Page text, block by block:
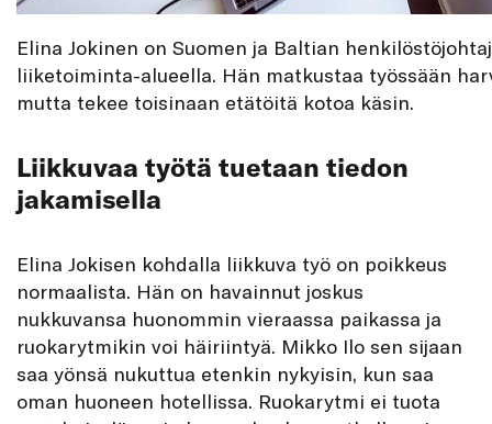
Elina Jokinen on Suomen ja Baltian
liiketoiminta-alueella. Hän matkustaa työssään
mutta tekee toisinaan etätöitä kotoa käsin.
Liikkuvaa työtä tuetaan tiedon
jakamisella
Elina Jokisen kohdalla liikkuva työ on poikkeus
normaalista. Hän on havainnut joskus
nukkuvansa huonommin vieraassa paikassa ja
ruokarytmikin voi häiriintyä. Mikko Ilo sen sijaan
saa yönsä nukuttua etenkin nykyisin, kun saa
oman huoneen hotellissa. Ruokarytmi ei tuota